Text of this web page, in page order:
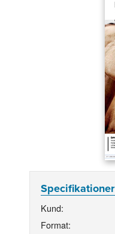
Specifikationer
Kund:
Format: